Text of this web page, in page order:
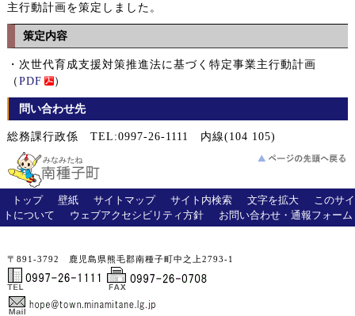
主行動計画を策定しました。
策定内容
・次世代育成支援対策推進法に基づく特定事業主行動計画
（PDF ）
問い合わせ先
総務課行政係 TEL:0997-26-1111 内線(104 105)
トップ 壁紙 サイトマップ サイト内検索 文字を拡大
このサイ
トについて
ウェブアクセシビリティ方針 お問い合わせ・通報フォーム
〒891-3792 鹿児島県熊毛郡南種子町中之上2793-1